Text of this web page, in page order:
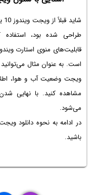
شاید قبلاً ازویجت ویندوز 10
طراحی شده بود، استفاده
است. به عنوان مثال می‌توانید
ویجت وضعیت آب و هوا،
مشاهده کنید. با نهایی
می‌شود.
باشید.